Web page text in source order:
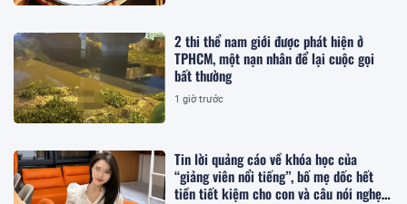
2 thi thể nam giới được phát hiện ở
TPHCM, một nạn nhân để lại cuộc gọi
bất thường
1 giờ trước
Tin lời quảng cáo về khóa học của
“giảng viên nổi tiếng”, bố mẹ dốc hết
tiền tiết kiệm cho con và câu nói nghẹn